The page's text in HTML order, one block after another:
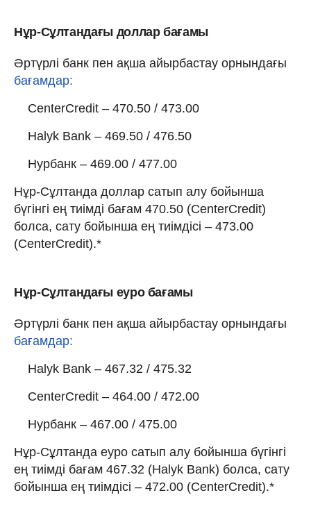
Нұр-Сұлтандағы доллар бағамы
Әртүрлі банк пен ақша айырбастау орнындағы
бағамдар:
CenterCredit – 470.50 / 473.00
Halyk Bank – 469.50 / 476.50
Нурбанк – 469.00 / 477.00
Нұр-Сұлтанда доллар сатып алу бойынша
бүгінгі ең тиімді бағам 470.50 (CenterCredit)
болса, сату бойынша ең тиімдісі – 473.00
(CenterCredit).*
Нұр-Сұлтандағы еуро бағамы
Әртүрлі банк пен ақша айырбастау орнындағы
бағамдар:
Halyk Bank – 467.32 / 475.32
CenterCredit – 464.00 / 472.00
Нурбанк – 467.00 / 475.00
Нұр-Сұлтанда еуро сатып алу бойынша бүгінгі
ең тиімді бағам 467.32 (Halyk Bank) болса, сату
бойынша ең тиімдісі – 472.00 (CenterCredit).*